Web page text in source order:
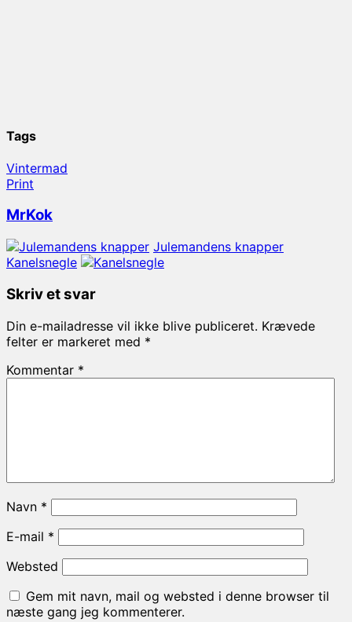
Tags
Vintermad
Print
MrKok
Julemandens knapper
Kanelsnegle
Skriv et svar
Din e-mailadresse vil ikke blive publiceret. Krævede
felter er markeret med *
Kommentar *
Navn *
E-mail *
Websted
Gem mit navn, mail og websted i denne browser til
næste gang jeg kommenterer.